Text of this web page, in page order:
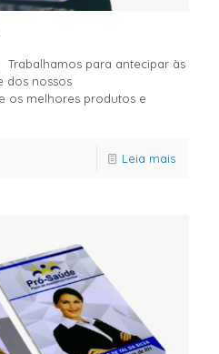
Trabalhamos para antecipar às
dos nossos
os melhores produtos e
Leia mais